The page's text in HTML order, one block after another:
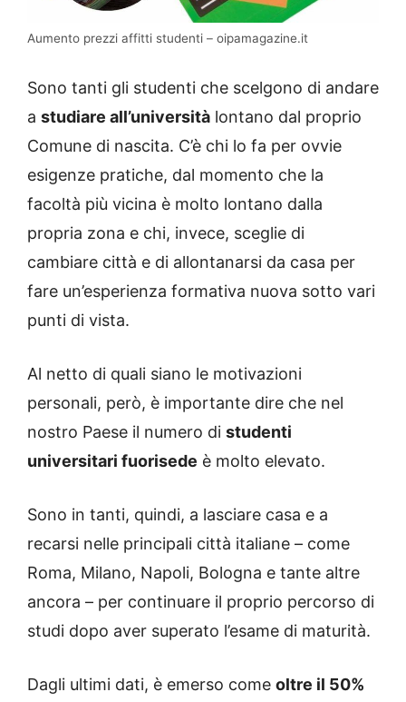
Aumento prezzi affitti studenti – oipamagazine.it
Sono tanti gli studenti che scelgono di andare
a studiare all’università lontano dal proprio
Comune di nascita. C’è chi lo fa per ovvie
esigenze pratiche, dal momento che la
facoltà più vicina è molto lontano dalla
propria zona e chi, invece, sceglie di
cambiare città e di allontanarsi da casa per
fare un’esperienza formativa nuova sotto vari
punti di vista.
Al netto di quali siano le motivazioni
personali, però, è importante dire che nel
nostro Paese il numero di studenti
universitari fuorisede è molto elevato.
Sono in tanti, quindi, a lasciare casa e a
recarsi nelle principali città italiane – come
Roma, Milano, Napoli, Bologna e tante altre
ancora – per continuare il proprio percorso di
studi dopo aver superato l’esame di maturità.
Dagli ultimi dati, è emerso come oltre il 50%